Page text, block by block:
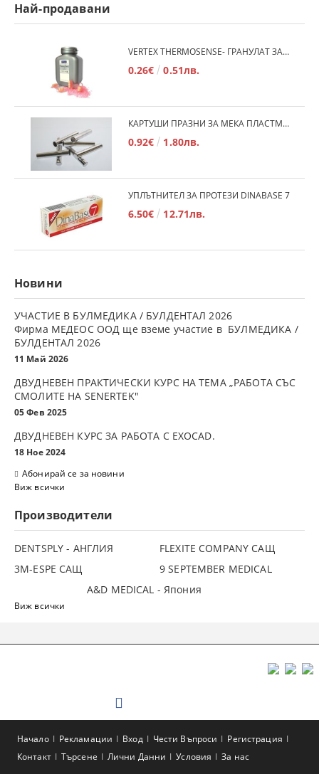
Най-продавани
VERTEX THERMOSENSE- ГРАНУЛАТ ЗА МЕКИ ПРОТЕЗИ
0.26€ 0.51лв.
КАРТУШИ ПРАЗНИ ЗА МЕКА ПЛАСТМАСА
0.92€ 1.80лв.
УПЛЪТНИТЕЛ ЗА ПРОТЕЗИ DINABASE 7
6.50€ 12.71лв.
Новини
УЧАСТИЕ В БУЛМЕДИКА / БУЛДЕНТАЛ 2026
Фирма МЕДЕОС ООД ще вземе участие в БУЛМЕДИКА /
БУЛДЕНТАЛ 2026
11 Май 2026
ДВУДНЕВЕН ПРАКТИЧЕСКИ КУРС НА ТЕМА „РАБОТА СЪС
СМОЛИТЕ НА SENERTEK"
05 Фев 2025
ДВУДНЕВЕН КУРС ЗА РАБОТА С ЕXOCAD.
18 Ное 2024
Абонирай се за новини
Виж всички
Производители
DENTSPLY - АНГЛИЯ
FLEXITE COMPANY САЩ
3М-ESPE САЩ
9 SEPTEMBER MEDICAL
A&D MEDICAL - Япония
Виж всички
Начало Рекламации Вход Чести Въпроси
Регистрация
Контакт
Търсене Лични Данни Условия За нас